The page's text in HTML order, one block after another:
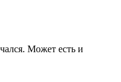
Может есть и